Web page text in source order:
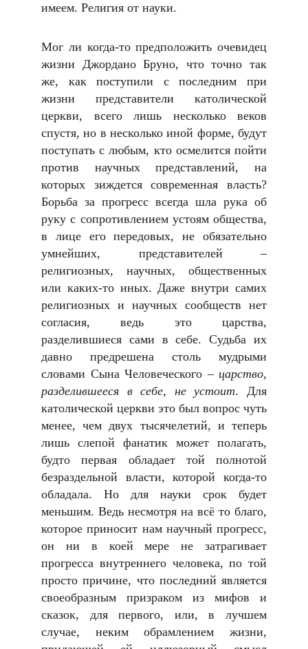
имеем. Религия от науки.
Мог ли когда-то предположить очевидец
жизни Джордано Бруно, что точно так
же, как поступили с последним при
жизни представители католической
церкви, всего лишь несколько веков
спустя, но в несколько иной форме, будут
поступать с любым, кто осмелится пойти
против научных представлений, на
которых зиждется современная власть?
Борьба за прогресс всегда шла рука об
руку с сопротивлением устоям общества,
в лице его передовых, не обязательно
умнейших, представителей –
религиозных, научных, общественных
или каких-то иных. Даже внутри самих
религиозных и научных сообществ нет
согласия, ведь это царства,
разделившиеся сами в себе. Судьба их
давно предрешена столь мудрыми
словами Сына Человеческого – царство,
разделившееся в себе, не устоит. Для
католической церкви это был вопрос чуть
менее, чем двух тысячелетий, и теперь
лишь слепой фанатик может полагать,
будто первая обладает той полнотой
безраздельной власти, которой когда-то
обладала. Но для науки срок будет
меньшим. Ведь несмотря на всё то благо,
которое приносит нам научный прогресс,
он ни в коей мере не затрагивает
прогресса внутреннего человека, по той
просто причине, что последний является
своеобразным призраком из мифов и
сказок, для первого, или, в лучшем
случае, неким обрамлением жизни,